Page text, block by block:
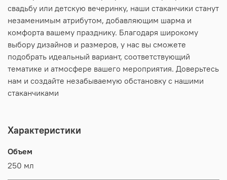
свадьбу или детскую вечеринку, наши стаканчики станут
незаменимым атрибутом, добавляющим шарма и
комфорта вашему празднику. Благодаря широкому
выбору дизайнов и размеров, у нас вы сможете
подобрать идеальный вариант, соответствующий
тематике и атмосфере вашего мероприятия. Доверьтесь
нам и создайте незабываемую обстановку с нашими
стаканчиками
Характеристики
Объем
250 мл